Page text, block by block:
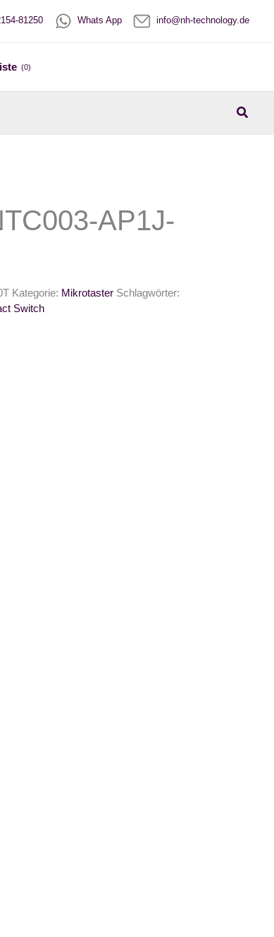
81250 Whats App info@nh-technology.de
(0)
AP1J-
Kategorie: Mikrotaster Schlagwörter:
Switch